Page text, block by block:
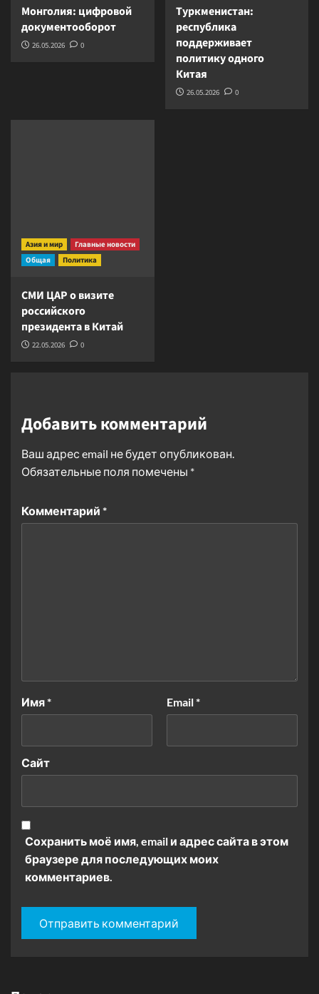
Монголия: цифровой
документооборот
26.05.2026 0
Туркменистан:
республика
поддерживает
политику одного
Китая
26.05.2026 0
Азия и мир
Главные новости
Общая
Политика
СМИ ЦАР о визите
российского
президента в Китай
22.05.2026 0
Добавить комментарий
Ваш адрес email не будет опубликован.
Обязательные поля помечены *
Комментарий *
Имя* Email*
Сайт
Сохранить моё имя, email и адрес сайта в этом
браузере для последующих моих
комментариев.